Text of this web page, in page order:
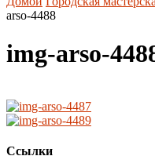
arso-4488
img-arso-
Ссылки